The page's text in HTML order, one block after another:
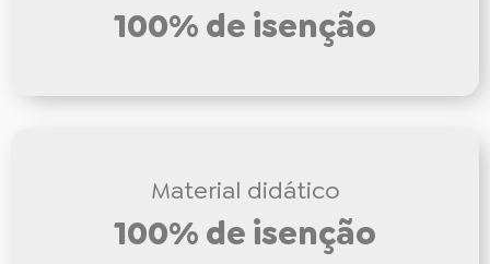
100% de isenção
Material didático
100% de isenção